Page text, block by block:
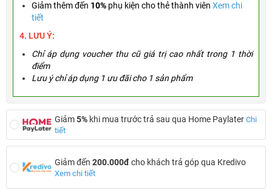
Giảm thêm đến 10% phụ kiện cho thẻ thành viên Xem chi
tiết
4. LƯU Ý:
Chỉ áp dụng voucher thu cũ giá trị cao nhất trong 1 thời
điểm
Lưu ý chỉ áp dụng 1 ưu đãi cho 1 sản phẩm
Giảm5% khi mua trước trả sau qua Home Paylater Chi
tiết
Giảm đến 200.000đcho khách trả góp qua Kredivo
Xem chi tiết